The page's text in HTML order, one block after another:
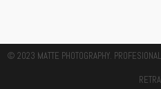
© 2023 MATTE PHOTOGRAPHY.